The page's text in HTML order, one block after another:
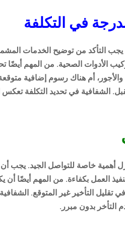
في التكلفة
يجب التأكد من توضيح الخدمات
الأدوات الصحية. من المهم أيضًا
والأجور، أم هناك رسوم إضافية
الشفافية في تحديد التكلفة تعكس
أهمية خاصة للتواصل الجيد. يجب أن
العمل بكفاءة. من المهم أيضًا
التأخير غير المتوقع.
التأخر بدون مبرر.